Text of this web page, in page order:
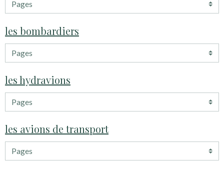
les bombardiers
les hydravions
les avions de transport